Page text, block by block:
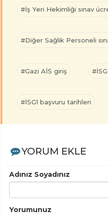
#İş Yeri Hekimliği sınav
#Diğer Sağlık Personeli
#Gazi AİS giriş
#İSG1 başvuru tarihleri
YORUM EKLE
Adınız Soyadınız
Yorumunuz